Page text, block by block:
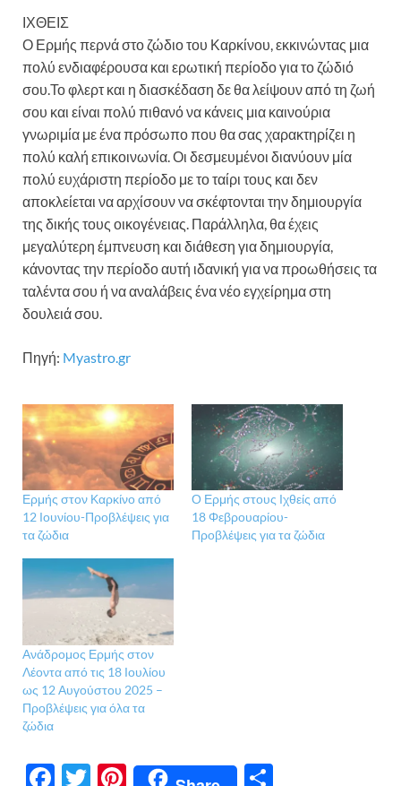
ΙΧΘΕΙΣ
Ο Ερμής περνά στο ζώδιο του Καρκίνου, εκκινώντας μια
πολύ ενδιαφέρουσα και ερωτική περίοδο για το ζώδιό
σου.Το φλερτ και η διασκέδαση δε θα λείψουν από τη ζωή
σου και είναι πολύ πιθανό να κάνεις μια καινούρια
γνωριμία με ένα πρόσωπο που θα σας χαρακτηρίζει η
πολύ καλή επικοινωνία. Οι δεσμευμένοι διανύουν μία
πολύ ευχάριστη περίοδο με το ταίρι τους και δεν
αποκλείεται να αρχίσουν να σκέφτονται την δημιουργία
της δικής τους οικογένειας. Παράλληλα, θα έχεις
μεγαλύτερη έμπνευση και διάθεση για δημιουργία,
κάνοντας την περίοδο αυτή ιδανική για να προωθήσεις τα
ταλέντα σου ή να αναλάβεις ένα νέο εγχείρημα στη
δουλειά σου.
Πηγή: Myastro.gr
Ερμής στον Καρκίνο από
12 Ιουνίου-Προβλέψεις για
τα ζώδια
Ο Ερμής στους Ιχθείς από
18 Φεβρουαρίου-
Προβλέψεις για τα ζώδια
Ανάδρομος Ερμής στον
Λέοντα από τις 18 Ιουλίου
ως 12 Αυγούστου 2025 –
Προβλέψεις για όλα τα
ζώδια
F
T
Pi